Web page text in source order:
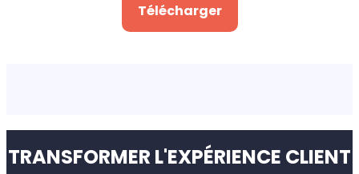
Télécharger
TRANSFORMER L'EXPÉRIENCE CLIENT